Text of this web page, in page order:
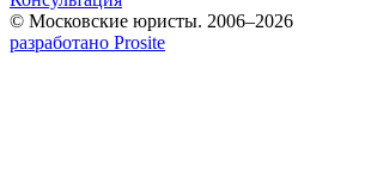
© Московские юристы. 2006–2026
разработано Prosite